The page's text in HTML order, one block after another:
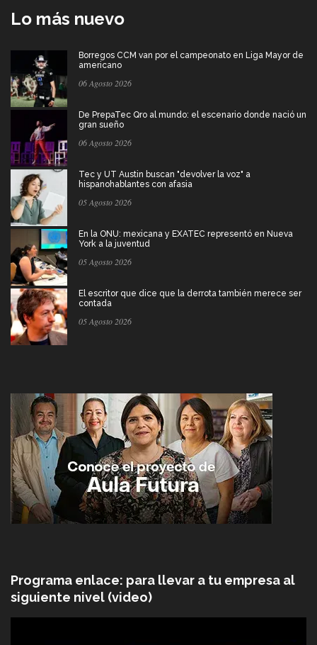
Lo más nuevo
Borregos CCM van por el campeonato en Liga Mayor de
americano
06 Agosto 2026
De PrepaTec Qro al mundo: el escenario donde nació un
gran sueño
06 Agosto 2026
Tec y UT Austin buscan "devolver la voz" a
hispanohablantes con afasia
05 Agosto 2026
En la ONU: mexicana y EXATEC representó en Nueva
York a la juventud
05 Agosto 2026
El escritor que dice que la derrota también merece ser
contada
05 Agosto 2026
Programa enlace: para llevar a tu empresa al
siguiente nivel (video)